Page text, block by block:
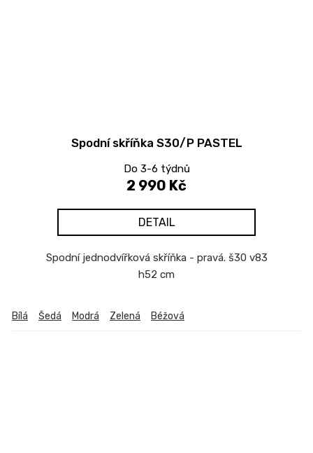
Spodní skříňka S30/P PASTEL
Do 3-6 týdnů
2 990 Kč
DETAIL
Spodní jednodvířková skříňka - pravá. š30 v83
h52 cm
Bílá Šedá Modrá Zelená Béžová